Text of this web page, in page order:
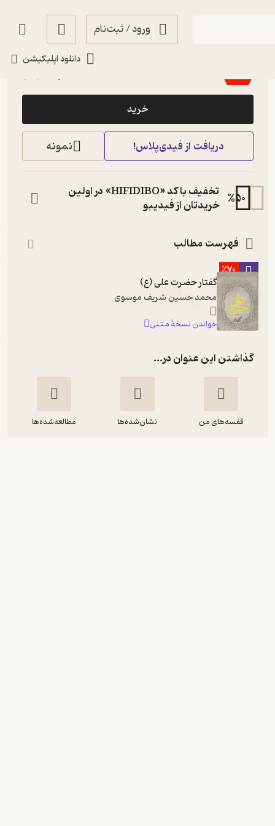
ورود / ثبت‌نام
دانلود اپلیکیشن
آموزنده 🦉 3
٪40
51,600
خرید
دریافت از فیدی‌پلاس! نمونه
%50
تخفیف با کد «HIFIDIBO» در اولین
خریدتان از فیدیبو
فهرست مطالب
٪70
گفتار حضرت علی (ع)
محمد حسین شریف موسوی
خواندن نسخۀ متنی
گذاشتن این عنوان در...
قفسه‌های من نشان‌شده‌ها مطالعه‌شده‌ها